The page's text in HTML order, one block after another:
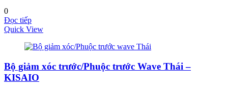
0
Đọc tiếp
Quick View
Bộ giảm xóc trước/Phuộc trước Wave Thái –
KISAIO